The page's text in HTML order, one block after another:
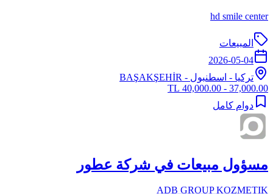
hd smile center
المبيعات
2026-05-04
تركيا - اسطنبول - BAŞAKŞEHİR
37,000.00 - 40,000.00 TL
دوام كامل
مسؤول مبيعات في شركة عطور
ADB GROUP KOZMETIK